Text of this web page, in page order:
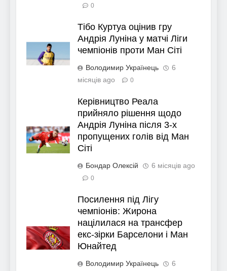
0
Тібо Куртуа оцінив гру
Андрія Луніна у матчі Ліги
чемпіонів проти Ман Сіті
Володимир Українець
6
місяців ago
0
Керівництво Реала
прийняло рішення щодо
Андрія Луніна після 3-х
пропущених голів від Ман
Сіті
Бондар Олексій 6 місяців ago
0
Посилення під Лігу
чемпіонів: Жирона
націлилася на трансфер
екс-зірки Барселони і Ман
Юнайтед
Володимир Українець
6